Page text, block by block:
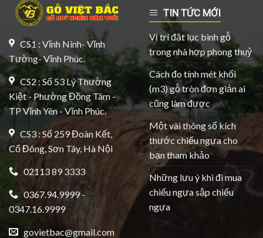
CS1 : Vĩnh Ninh- Vĩnh
Tường- Vĩnh Phúc.
CS2 : Số 53 Lý Thường
Kiệt - Phường Đồng Tâm -
TP Vĩnh Yên - Vĩnh Phúc.
CS3 : Số 259 Đoàn Kết,
Cổ Đông, Sơn Tây, Hà Nội
02113 89 3333
0367.94.9999 -
0347.16.9999
govietbac@gmail.com
TIN TỨC MỚI
Vị trí đặt lục bình gỗ
trong nhà hợp phong thuỷ
Cách đo tính mét khối
(m3) gỗ tròn đơn giản ai
cũng làm được
Một vài thông số kích
thước chiếu ngựa cho
bạn tham khảo
Những lưu ý khi đi mua
chiếu ngựa sập chiếu
ngựa